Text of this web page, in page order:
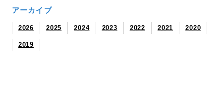
アーカイブ
2026 2025 2024 2023 2022 2021 2020
2019